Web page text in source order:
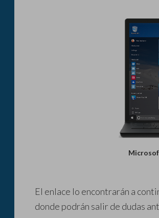
El enlace lo encontrarán a
donde podrán salir de dudas